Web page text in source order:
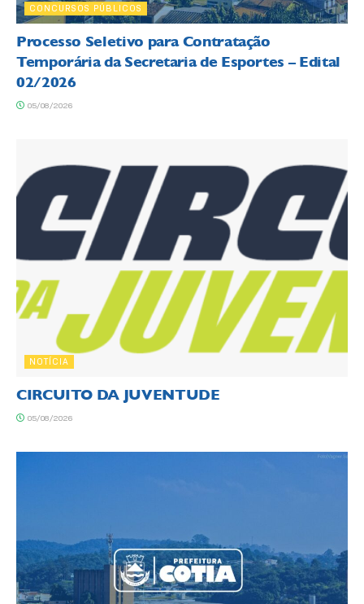
CONCURSOS PÚBLICOS
Processo Seletivo para Contratação
Temporária da Secretaria de Esportes – Edital
02/2026
05/08/2026
NOTÍCIA
CIRCUITO DA JUVENTUDE
05/08/2026